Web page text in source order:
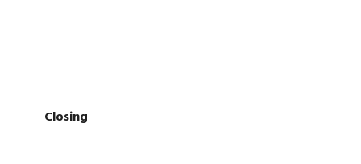
Closing